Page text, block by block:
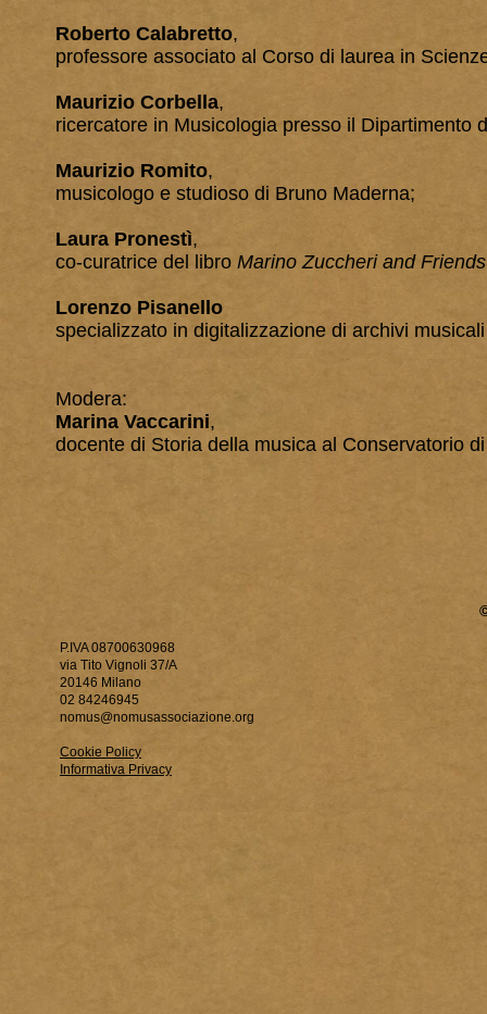
Roberto Calabretto,
professore associato al Corso di laurea in
Maurizio Corbella,
ricercatore in Musicologia presso il Dipartimento
Maurizio Romito,
musicologo e studioso di Bruno Maderna;
Laura Pronestì,
co-curatrice del libro Marino Zuccheri and Friends
Lorenzo Pisanello
specializzato in digitalizzazione di archivi
Modera:
Marina Vaccarini,
docente di Storia della musica al Conservatorio
P.IVA 08700630968
via Tito Vignoli 37/A
20146 Milano
02 84246945
nomus@nomusassociazione.org
Cookie Policy
Informativa Privacy